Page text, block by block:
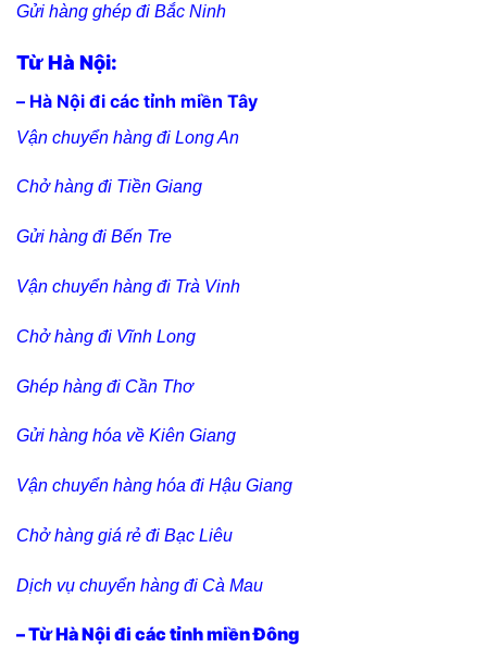
Gửi hàng ghép đi Bắc Ninh
Từ Hà Nội:
– Hà Nội đi các tỉnh miền Tây
Vận chuyển hàng đi Long An
Chở hàng đi Tiền Giang
Gửi hàng đi Bến Tre
Vận chuyển hàng đi Trà Vinh
Chở hàng đi Vĩnh Long
Ghép hàng đi Cần Thơ
Gửi hàng hóa về Kiên Giang
Vận chuyển hàng hóa đi Hậu Giang
Chở hàng giá rẻ đi Bạc Liêu
Dịch vụ chuyển hàng đi Cà Mau
– Từ Hà Nội đi các tỉnh miền Đông